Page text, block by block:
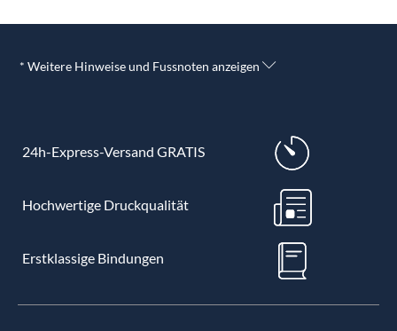
* Weitere Hinweise und Fussnoten anzeigen
24h-Express-Versand GRATIS
Hochwertige Druckqualität
Erstklassige Bindungen